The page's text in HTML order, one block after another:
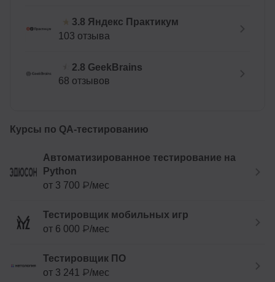
3.8 Яндекс Практикум
103 отзыва
2.8 GeekBrains
68 отзывов
Курсы по QA-тестированию
Автоматизированное тестирование на
Python
от 3 700 ₽/мес
Тестировщик мобильных игр
от 6 000 ₽/мес
Тестировщик ПО
от 3 241 ₽/мес